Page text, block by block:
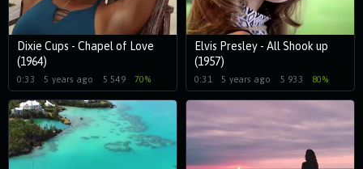
Dixie Cups - Chapel of Love
(1964)
0:33 5 years ago 5 549 70%
Elvis Presley - All Shook up
(1957)
0:31 5 years ago 5 933 80%